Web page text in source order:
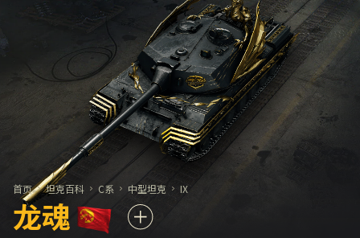
首页 坦克百科 C系 中型坦克 IX
龙魂